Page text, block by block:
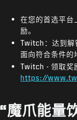
在您的首选平台
励。
Twitch：达到解
面向符合条件的
Twitch - 领取奖
https://
“魔爪能量